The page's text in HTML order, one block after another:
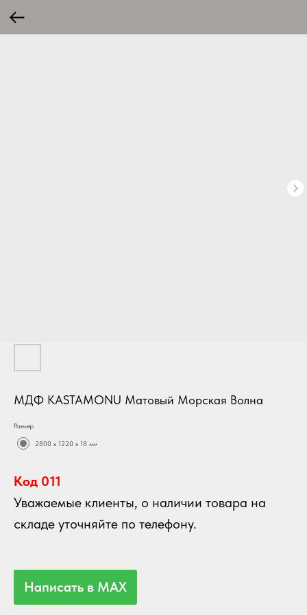
МДФ KASTAMONU Матовый Морская Волна
Размер
2800 х 1220 х 18 мм
Код 011
Уважаемые клиенты, о наличии товара на
складе уточняйте по телефону.
Написать в MAX